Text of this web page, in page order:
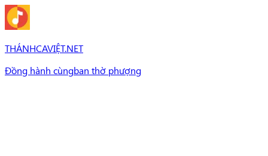
THÁNHCAVIỆT.NET
Đồng hành cùngban thờ phượng